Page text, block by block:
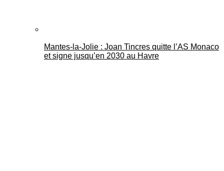
Mantes-la-Jolie : Joan Tincres quitte l’AS Monaco
et signe jusqu’en 2030 au Havre